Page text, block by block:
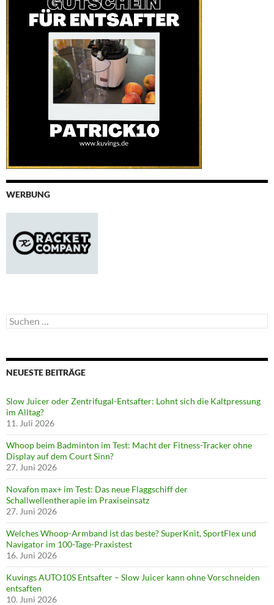
WERBUNG
Suchen
nach:
NEUESTE BEITRÄGE
Slow Juicer oder Zentrifugal-Entsafter: Lohnt sich die Kaltpressung
im Alltag?
11. Juli 2026
Whoop beim Badminton im Test: Macht der Fitness-Tracker ohne
Display auf dem Court Sinn?
27. Juni 2026
Novafon max+ im Test: Das neue Flaggschiff der
Schallwellentherapie im Praxiseinsatz
27. Juni 2026
Welches Whoop-Armband ist das beste? SuperKnit, SportFlex und
Navigator im 100-Tage-Praxistest
16. Juni 2026
Kuvings AUTO10S Entsafter – Slow Juicer kann ohne Vorschneiden
entsaften
10. Juni 2026